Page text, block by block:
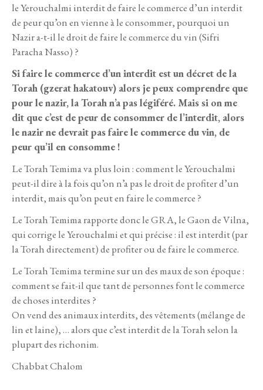
le Yerouchalmi interdit de faire le commerce d’un interdit
de peur qu’on en vienne à le consommer, pourquoi un
Nazir a-t-il le droit de faire le commerce du vin (Sifri
Paracha Nasso) ?
Si faire le commerce d’un interdit est un décret de la
Torah (gzerat hakatouv) alors je peux comprendre que
pour le nazir, la Torah n’a pas légiféré. Mais si on me
dit que c’est de peur de consommer de l’interdit, alors
le nazir ne devrait pas faire le commerce du vin, de
peur qu’il en consomme !
Le Torah Temima va plus loin : comment le Yerouchalmi
peut-il dire à la fois qu’on n’a pas le droit de profiter d’un
interdit, mais qu’on peut en faire le commerce ?
Le Torah Temima rapporte donc le GRA, le Gaon de Vilna,
qui corrige le Yerouchalmi et qui précise : il est interdit (par
la Torah directement) de profiter ou de faire le commerce.
Le Torah Temima termine sur un des maux de son époque :
comment se fait-il que tant de personnes font le commerce
de choses interdites ?
On vend des animaux interdits, des vêtements (mélange de
lin et laine), … alors que c’est interdit de la Torah selon la
plupart des richonim.
Chabbat Chalom